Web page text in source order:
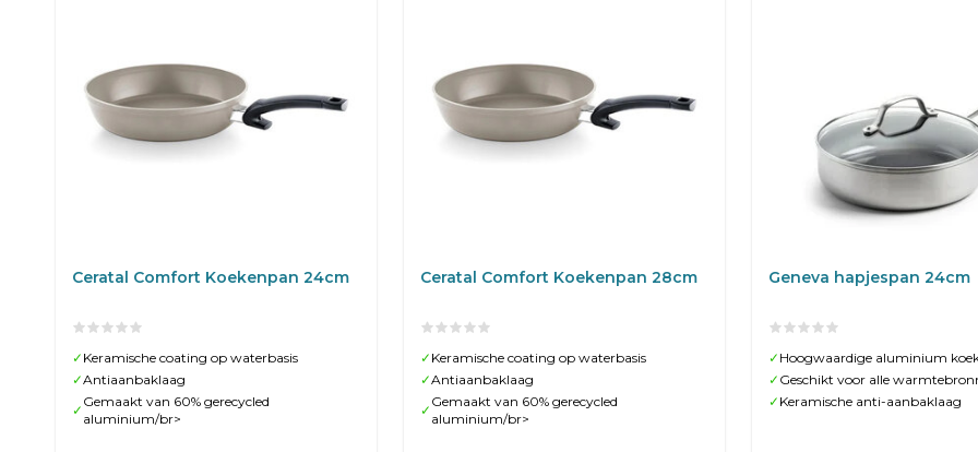
Ceratal Comfort Koekenpan 24cm
✓ Keramische coating op waterbasis
✓Antiaanbaklaag
✓
Gemaakt van 60% gerecycled
aluminium/br>
Ceratal Comfort Koekenpan 28cm
✓ Keramische coating op waterbasis
✓Antiaanbaklaag
✓
Gemaakt van 60% gerecycled
aluminium/br>
Geneva hapjespan 24cm
✓ Hoogwaardige aluminium
✓ Geschikt voor alle
✓ Keramische anti-aanbaklaag